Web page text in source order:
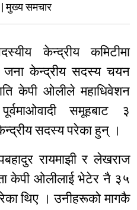
मुख्य समचार
केन्द्रीय कमिटीमा
जना केन्द्रीय सदस्य चयन
केपी ओलीले महाधिवेशन
समूहबाट ३
सदस्य परेका हुन् ।
रायमाझी र लेखराज
केपी ओलीलाई भेटेर नै ३५
थिए । उनीहरूको मागकै